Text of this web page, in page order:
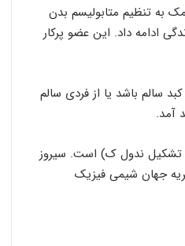
به تنظیم متابولیسم بدن
ادامه داد. این عضو پرکار
سالم باشد یا از فردی سالم
آمد.
تشکیل ندول ک) است. سیروز
جهان شیمی فیزیک